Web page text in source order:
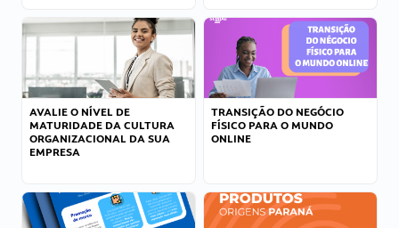
AVALIE O NÍVEL DE
MATURIDADE DA CULTURA
ORGANIZACIONAL DA SUA
EMPRESA
TRANSIÇÃO DO NEGÓCIO
FÍSICO PARA O MUNDO
ONLINE